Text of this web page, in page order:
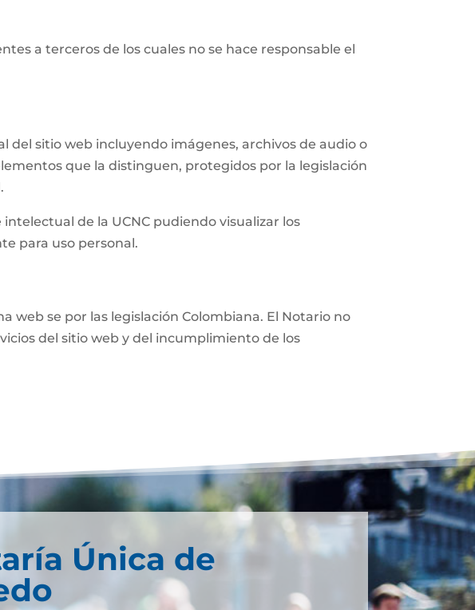
a terceros de los cuales no se hace responsable el
sitio web incluyendo imágenes, archivos de audio o
que la distinguen, protegidos por la legislación
de la UCNC pudiendo visualizar los
para uso personal.
web se por las legislación Colombiana. El Notario no
del sitio web y del incumplimiento de los
Única de